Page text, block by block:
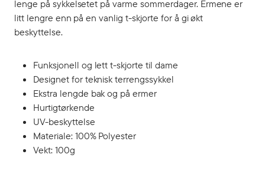
lenge på sykkelsetet på varme sommerdager. Ermene er
litt lengre enn på en vanlig t-skjorte for å gi økt
beskyttelse.
Funksjonell og lett t-skjorte til dame
Designet for teknisk terrengssykkel
Ekstra lengde bak og på ermer
Hurtigtørkende
UV-beskyttelse
Materiale: 100% Polyester
Vekt: 100g